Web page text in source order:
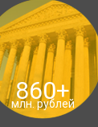
860+
млн. рублей